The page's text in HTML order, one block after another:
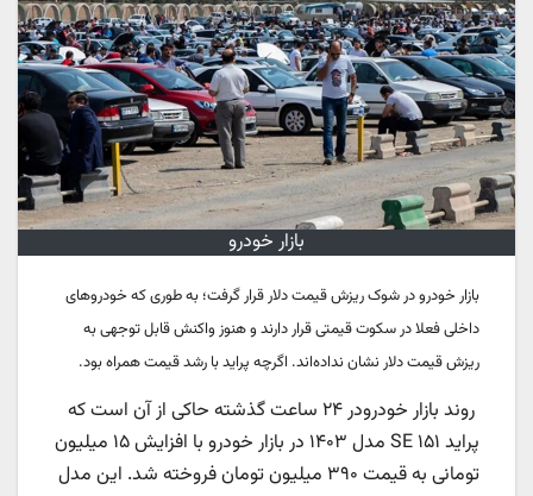
بازار خودرو
بازار خودرو در شوک ریزش قیمت دلار قرار گرفت؛ به طوری که خودروهای
داخلی فعلا در سکوت قیمتی قرار دارند و هنوز واکنش قابل توجهی به
ریزش قیمت دلار نشان نداده‌اند. اگرچه پراید با رشد قیمت همراه بود.
روند بازار خودرودر ۲۴ ساعت گذشته حاکی از آن است که
پراید ۱۵۱ SE مدل ۱۴۰۳ در بازار خودرو با افزایش ۱۵ میلیون
تومانی به قیمت ۳۹۰ میلیون تومان فروخته شد. این مدل